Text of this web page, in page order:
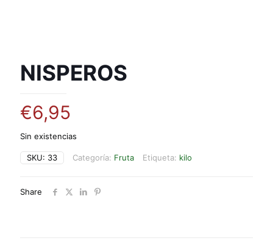
NISPEROS
€6,95
Sin existencias
SKU: 33 Categoría: Fruta Etiqueta: kilo
Share